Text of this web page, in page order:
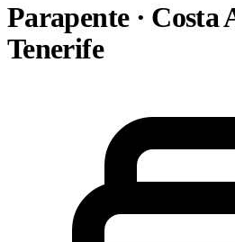
Parapente · Costa
Tenerife